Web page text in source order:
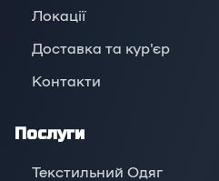
Локації
Доставка та кур'єр
Контакти
Послуги
Текстильний Одяг